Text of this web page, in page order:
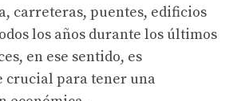
carreteras, puentes, edificios
los años durante los últimos
en ese sentido, es
crucial para tener una